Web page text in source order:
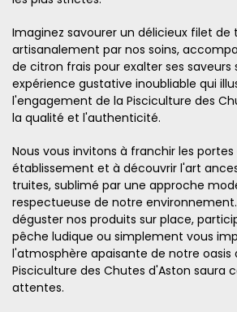
Imaginez savourer un délicieux filet
artisanalement par nos soins,
de citron frais pour exalter ses saveurs
expérience gustative inoubliable qui
l'engagement de la Pisciculture des
la qualité et l'authenticité.
Nous vous invitons à franchir les
établissement et à découvrir l'art
truites, sublimé par une approche
respectueuse de notre
déguster nos produits sur place,
pêche ludique ou simplement vous
l'atmosphère apaisante de notre oasis
Pisciculture des Chutes d'Aston saura
attentes.